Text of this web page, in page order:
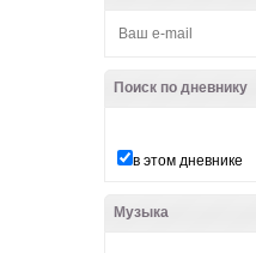
Поиск по дневнику
в этом дневнике
Музыка